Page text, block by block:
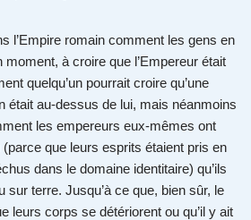
l’Empire romain comment les gens en
à croire que l’Empereur était
quelqu’un pourrait croire qu’une
était au-dessus de lui, mais néanmoins
les empereurs eux-mêmes ont
que leurs esprits étaient pris en
dans le domaine identitaire) qu’ils
sur terre. Jusqu’à ce que, bien sûr, le
leurs corps se détériorent ou qu’il y ait